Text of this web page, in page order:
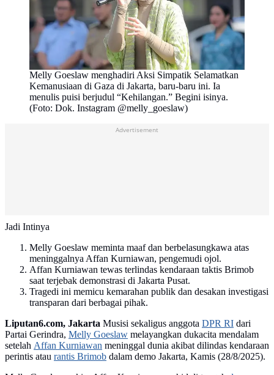
Melly Goeslaw menghadiri Aksi Simpatik Selamatkan
Kemanusiaan di Gaza di Jakarta, baru-baru ini. Ia
menulis puisi berjudul “Kehilangan.” Begini isinya.
(Foto: Dok. Instagram @melly_goeslaw)
Advertisement
Jadi Intinya
Melly Goeslaw meminta maaf dan berbelasungkawa atas
meninggalnya Affan Kurniawan, pengemudi ojol.
Affan Kurniawan tewas terlindas kendaraan taktis Brimob
saat terjebak demonstrasi di Jakarta Pusat.
Tragedi ini memicu kemarahan publik dan desakan investigasi
transparan dari berbagai pihak.
Liputan6.com, Jakarta Musisi sekaligus anggota DPR RI dari
Partai Gerindra, Melly Goeslaw melayangkan dukacita mendalam
setelah Affan Kurniawan meninggal dunia akibat dilindas kendaraan
perintis atau rantis Brimob dalam demo Jakarta, Kamis (28/8/2025).